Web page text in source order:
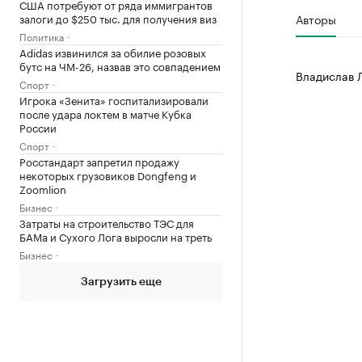
США потребуют от ряда иммигрантов
залоги до $250 тыс. для получения виз
Политика
Adidas извинился за обилие розовых
бутс на ЧМ-26, назвав это совпадением
Спорт
Игрока «Зенита» госпитализировали
после удара локтем в матче Кубка
России
Спорт
Росстандарт запретил продажу
некоторых грузовиков Dongfeng и
Zoomlion
Бизнес
Затраты на строительство ТЭС для
БАМа и Сухого Лога выросли на треть
Бизнес
Загрузить еще
Авторы
Владислав